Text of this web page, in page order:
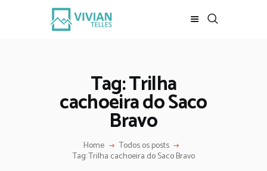
Tag: Trilha
cachoeira do Saco
Bravo
Home Todos os posts
Tag: Trilha cachoeira do Saco Bravo
REVISTA
MEUS VÍDEOS
BAIXE DE GRAÇA